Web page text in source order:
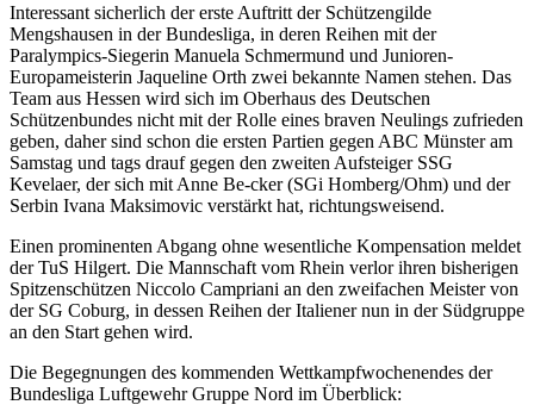
Interessant sicherlich der erste Auftritt der Schützengilde
Mengshausen in der Bundesliga, in deren Reihen mit der
Paralympics-Siegerin Manuela Schmermund und Junioren-
Europameisterin Jaqueline Orth zwei bekannte Namen stehen. Das
Team aus Hessen wird sich im Oberhaus des Deutschen
Schützenbundes nicht mit der Rolle eines braven Neulings zufrieden
geben, daher sind schon die ersten Partien gegen ABC Münster am
Samstag und tags drauf gegen den zweiten Aufsteiger SSG
Kevelaer, der sich mit Anne Be-cker (SGi Homberg/Ohm) und der
Serbin Ivana Maksimovic verstärkt hat, richtungsweisend.
Einen prominenten Abgang ohne wesentliche Kompensation meldet
der TuS Hilgert. Die Mannschaft vom Rhein verlor ihren bisherigen
Spitzenschützen Niccolo Campriani an den zweifachen Meister von
der SG Coburg, in dessen Reihen der Italiener nun in der Südgruppe
an den Start gehen wird.
Die Begegnungen des kommenden Wettkampfwochenendes der
Bundesliga Luftgewehr Gruppe Nord im Überblick: